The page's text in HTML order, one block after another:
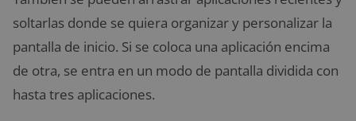
soltarlas donde se quiera organizar y personalizar la
pantalla de inicio. Si se coloca una aplicación encima
de otra, se entra en un modo de pantalla dividida con
hasta tres aplicaciones.